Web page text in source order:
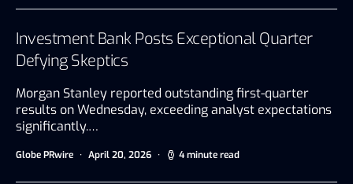
Investment Bank Posts Exceptional Quarter
Defying Skeptics
Morgan Stanley reported outstanding first-quarter
results on Wednesday, exceeding analyst expectations
significantly.…
Globe PRwire April 20, 2026 4 minute read